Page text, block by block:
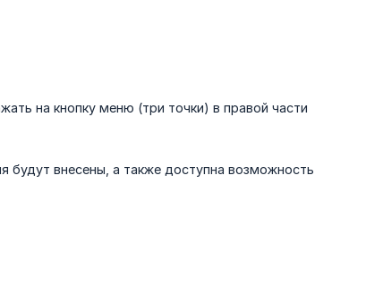
на кнопку меню (три точки) в правой части
будут внесены, а также доступна возможность